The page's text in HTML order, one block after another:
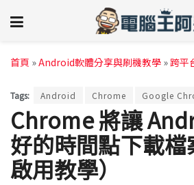
首頁 »Android軟體分享與刷機教學 »跨平
Tags: Android Chrome Google
Chrome 將讓
好的時間點下載檔
啟用教學）